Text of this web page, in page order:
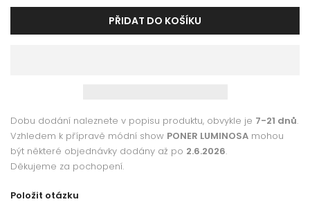
PŘIDAT DO KOŠÍKU
Dobu dodání naleznete v popisu produktu, obvykle je 7-21 dnů.
Vzhledem k přípravě módní show PONER LUMINOSA mohou
být některé objednávky dodány až po 2.6.2026.
Děkujeme za pochopení.
Položit otázku